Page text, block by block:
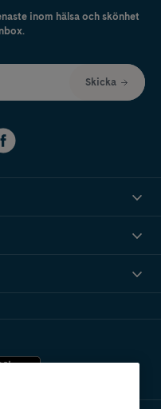
inom hälsa och skönhet
Skicka